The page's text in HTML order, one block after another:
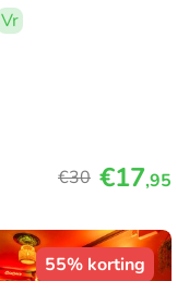
Vr
€30 €17,95
55% korting